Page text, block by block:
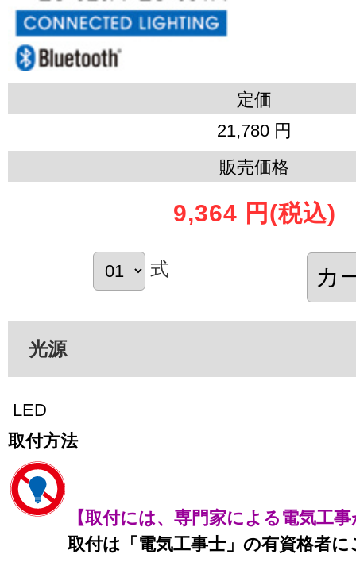
定価
21,780 円
販売価格
9,364 円 (税込)
式
光源
LED
取付方法
【取付には、専門家による電気工
取付は「電気工事士」の有資格者